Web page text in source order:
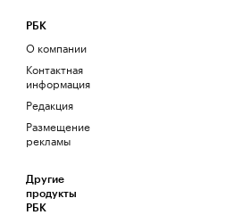
РБК
О компании
Контактная
информация
Редакция
Размещение
рекламы
Другие
продукты
РБК